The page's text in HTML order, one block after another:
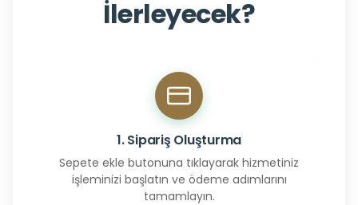
İlerleyecek?
1. Sipariş Oluşturma
Sepete ekle butonuna tıklayarak hizmetiniz
işleminizi başlatın ve ödeme adımlarını
tamamlayın.